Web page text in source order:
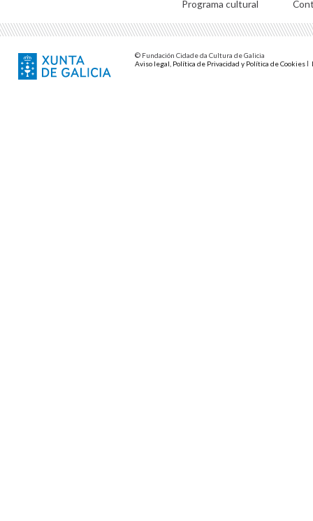
Programa cultural
© Fundación Cidade da Cultura de Galicia
Aviso legal, Política de Privacidad y Política de Cookies